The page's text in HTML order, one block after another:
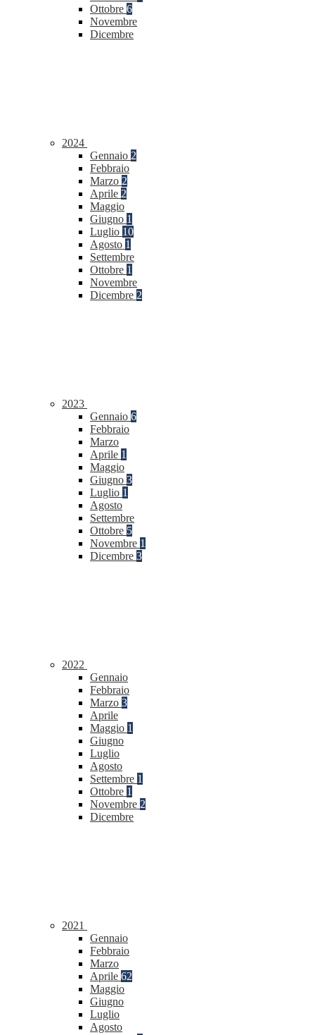
Ottobre 6
Novembre
Dicembre
2024
Gennaio 2
Febbraio
Marzo 2
Aprile 2
Maggio
Giugno 1
Luglio 10
Agosto 1
Settembre
Ottobre 1
Novembre
Dicembre 2
2023
Gennaio 6
Febbraio
Marzo
Aprile 1
Maggio
Giugno 3
Luglio 1
Agosto
Settembre
Ottobre 5
Novembre 1
Dicembre 3
2022
Gennaio
Febbraio
Marzo 3
Aprile
Maggio 1
Giugno
Luglio
Agosto
Settembre 1
Ottobre 1
Novembre 2
Dicembre
2021
Gennaio
Febbraio
Marzo
Aprile 62
Maggio
Giugno
Luglio
Agosto